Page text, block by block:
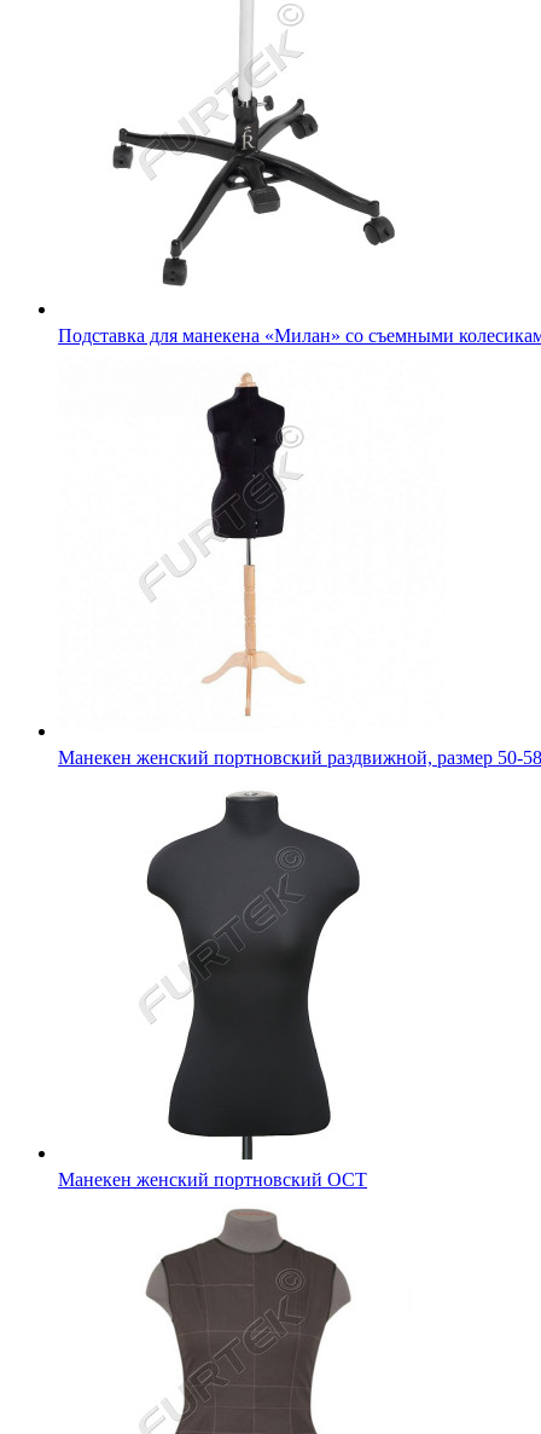
Подставка для манекена «Милан» со съемными
Манекен женский портновский раздвижной, размер 50-58
Манекен женский портновский ОСТ